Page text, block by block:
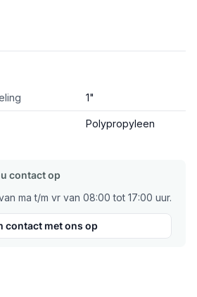
1"
Polypropyleen
contact op
ma t/m vr van 08:00 tot 17:00 uur.
contact met ons op